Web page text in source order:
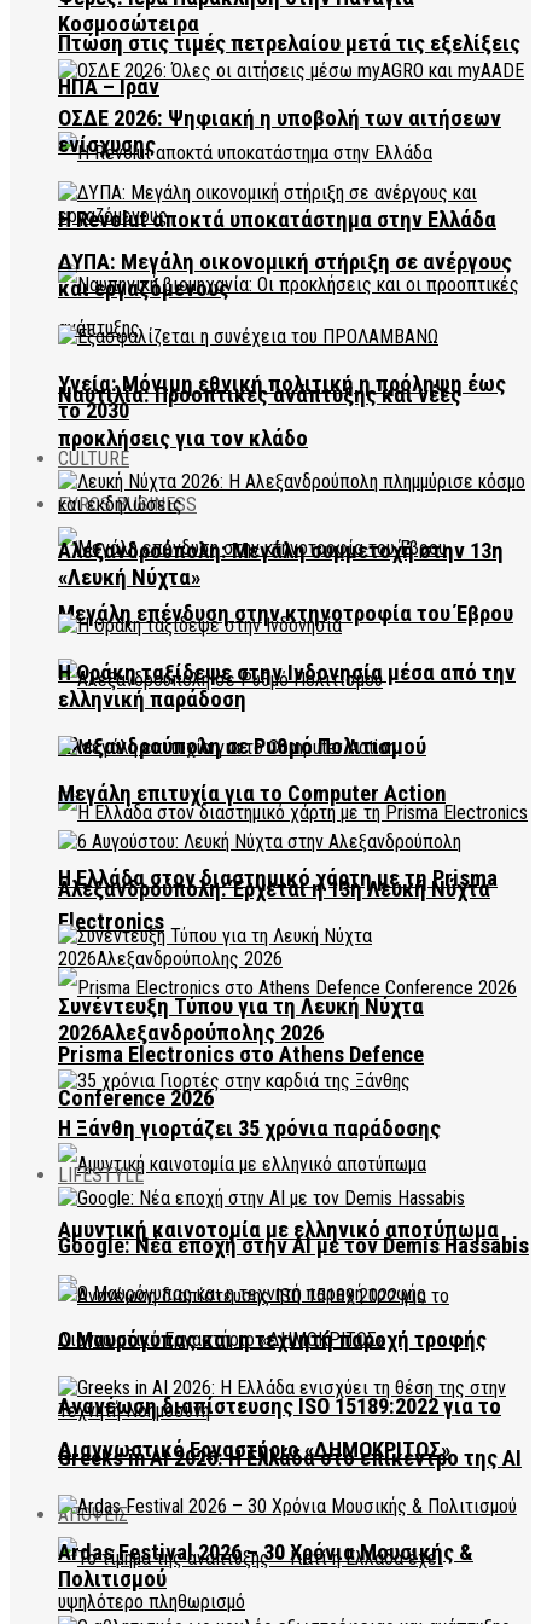
Πτώση στις τιμές πετρελαίου μετά τις εξελίξεις
ΗΠΑ – Ιράν
Η Revolut αποκτά υποκατάστημα στην Ελλάδα
Ναυτιλία: Προοπτικές ανάπτυξης και νέες
προκλήσεις για τον κλάδο
EVROS BUSINESS
Μεγάλη επένδυση στην κτηνοτροφία του Έβρου
Αλεξανδρούπολη σε Ρυθμό Πολιτισμού
Η Ελλάδα στον διαστημικό χάρτη με τη Prisma
Electronics
Prisma Electronics στο Athens Defence
Conference 2026
Αμυντική καινοτομία με ελληνικό αποτύπωμα
Ανανέωση διαπίστευσης ISO 15189:2022 για το
Διαγνωστικό Εργαστήριο «ΔΗΜΟΚΡΙΤΟΣ»
ΑΠΟΨΕΙΣ
Κοσμοσώτειρα
ΟΣΔΕ 2026: Ψηφιακή η υποβολή των αιτήσεων
ενίσχυσης
ΔΥΠΑ: Μεγάλη οικονομική στήριξη σε ανέργους
και εργαζόμενους
Υγεία: Μόνιμη εθνική πολιτική η πρόληψη έως
το 2030
CULTURE
Αλεξανδρούπολη: Μεγάλη συμμετοχή στην 13η
«Λευκή Νύχτα»
Η Θράκη ταξίδεψε στην Ινδονησία μέσα από την
ελληνική παράδοση
Μεγάλη επιτυχία για το Computer Action
Αλεξανδρούπολη: Έρχεται η 13η Λευκή Νύχτα
Συνέντευξη Τύπου για τη Λευκή Νύχτα
2026Αλεξανδρούπολης 2026
Η Ξάνθη γιορτάζει 35 χρόνια παράδοσης
LIFESTYLE
Google: Νέα εποχή στην AI με τον Demis Hassabis
Ο Μαυρόγυπας και η τεχνητή παροχή τροφής
Greeks in AI 2026: Η Ελλάδα στο επίκεντρο της AI
Ardas Festival 2026 – 30 Χρόνια Μουσικής &
Πολιτισμού